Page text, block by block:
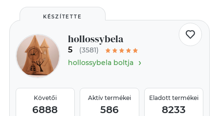
KÉSZÍTETTE
hollossybela
5
(3581)
hollossybela boltja›
Követői
6888
Aktív termékei
586
Eladott termékei
8233